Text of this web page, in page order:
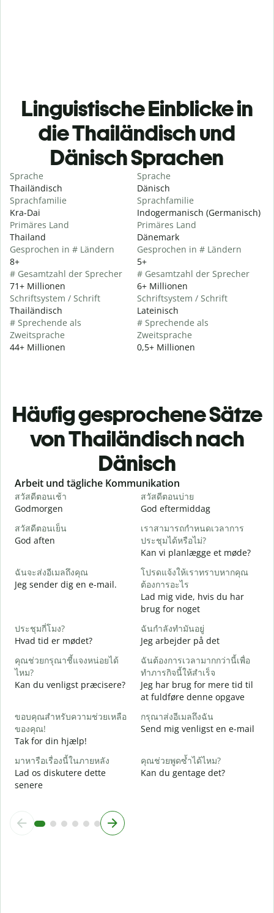
Linguistische Einblicke in
die Thailändisch und
Dänisch Sprachen
Sprache
Thailändisch
Sprachfamilie
Kra-Dai
Primäres Land
Thailand
Gesprochen in # Ländern
8+
# Gesamtzahl der Sprecher
71+ Millionen
Schriftsystem / Schrift
Thailändisch
# Sprechende als
Zweitsprache
44+ Millionen
Sprache
Dänisch
Sprachfamilie
Indogermanisch (Germanisch)
Primäres Land
Dänemark
Gesprochen in # Ländern
5+
# Gesamtzahl der Sprecher
6+ Millionen
Schriftsystem / Schrift
Lateinisch
# Sprechende als
Zweitsprache
0,5+ Millionen
Häufig gesprochene Sätze
von Thailändisch nach
Dänisch
Slide 1 of 6
Arbeit und tägliche Kommunikation
สวัสดีตอนเช้า
Godmorgen
สวัสดีตอนบ่าย
God eftermiddag
สวัสดีตอนเย็น
God aften
เราสามารถกำหนดเวลาการ
ประชุมได้หรือไม่?
Kan vi planlægge et møde?
ฉันจะส่งอีเมลถึงคุณ
Jeg sender dig en e-mail.
โปรดแจ้งให้เราทราบหากคุณ
ต้องการอะไร
Lad mig vide, hvis du har
brug for noget
ประชุมกี่โมง?
Hvad tid er mødet?
ฉันกำลังทำมันอยู่
Jeg arbejder på det
คุณช่วยกรุณาชี้แจงหน่อยได้
ไหม?
Kan du venligst præcisere?
ฉันต้องการเวลามากกว่านี้เพื่อ
ทำภารกิจนี้ให้สำเร็จ
Jeg har brug for mere tid til
at fuldføre denne opgave
ขอบคุณสำหรับความช่วยเหลือ
ของคุณ!
Tak for din hjælp!
กรุณาส่งอีเมลถึงฉัน
Send mig venligst en e-mail
มาหารือเรื่องนี้ในภายหลัง
Lad os diskutere dette
senere
คุณช่วยพูดซ้ำได้ไหม?
Kan du gentage det?